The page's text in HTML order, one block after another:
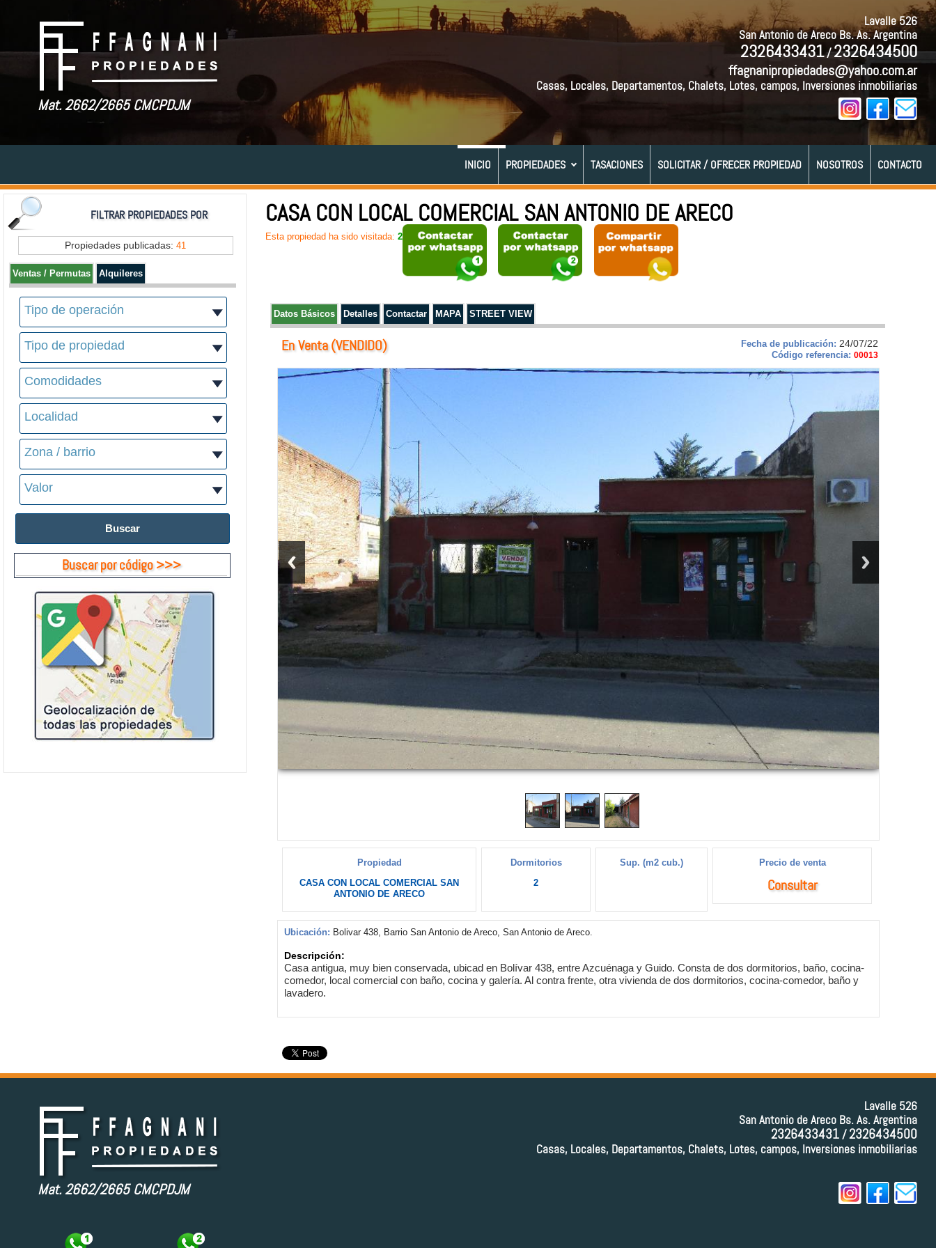
INICIO PROPIEDADES TASACIONES SOLICITAR / OFRECER PROPIEDAD NOSOTROS CONTACTO
Lavalle 526
San Antonio de Areco Bs. As. Argentina
2326433431/2326434500
ffagnanipropiedades@yahoo.com.ar
Casas, Locales, Departamentos, Chalets, Lotes, campos, Inversiones inmobiliarias
Mat. 2662/2665 CMCPDJM
FILTRAR PROPIEDADES POR
Propiedades publicadas: 41
Ventas / Permutas Alquileres
Buscar por código >>>
CASA CON LOCAL COMERCIAL SAN ANTONIO DE ARECO
Esta propiedad ha sido visitada:266 veces
Datos Básicos Detalles Contactar MAPA STREET VIEW
Fecha de publicación: 24/07/22
Código referencia: 00013
En Venta (VENDIDO)
Propiedad
CASA CON LOCAL COMERCIAL SAN
ANTONIO DE ARECO
Dormitorios
2
Sup. (m2 cub.) Precio de venta
Consultar
Ubicación: Bolivar 438, Barrio San Antonio de Areco, San Antonio de Areco.
Descripción:
Casa antigua, muy bien conservada, ubicad en Bolívar 438, entre Azcuénaga y Guido. Consta de dos dormitorios, baño, cocina-
comedor, local comercial con baño, cocina y galería. Al contra frente, otra vivienda de dos dormitorios, cocina-comedor, baño y
lavadero.
Lavalle 526
San Antonio de Areco Bs. As. Argentina
2326433431/2326434500
Casas, Locales, Departamentos, Chalets, Lotes, campos, Inversiones inmobiliarias
Mat. 2662/2665 CMCPDJM